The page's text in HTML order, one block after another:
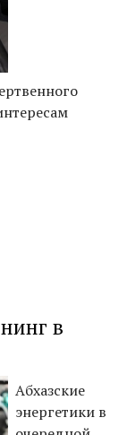
в
Абхазские
энергетики в